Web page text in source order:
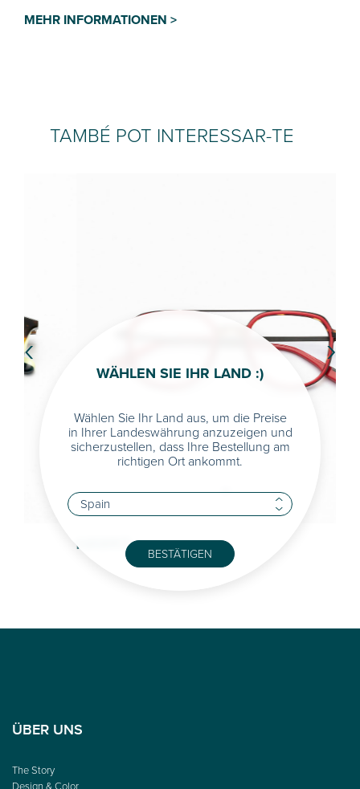
MEHR INFORMATIONEN >
TAMBÉ POT INTERESSAR-TE
HAWKS
‹ ›
ÜBER UNS
The Story
Design & Color
WÄHLEN SIE IHR LAND :)
Wählen Sie Ihr Land aus, um die Preise
in Ihrer Landeswährung anzuzeigen und
sicherzustellen, dass Ihre Bestellung am
richtigen Ort ankommt.
BESTÄTIGEN